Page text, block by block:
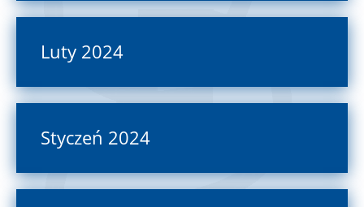
Luty 2024
Styczeń 2024